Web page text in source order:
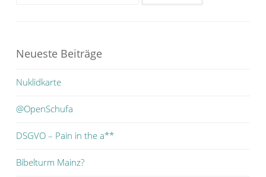
Neueste Beiträge
Nuklidkarte
@OpenSchufa
DSGVO – Pain in the a**
Bibelturm Mainz?